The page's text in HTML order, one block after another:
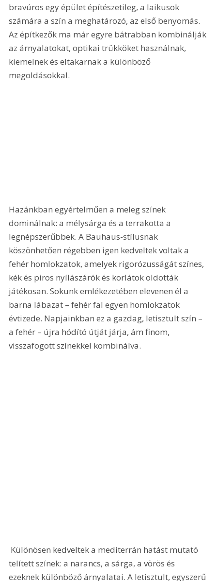
bravúros egy épület építészetileg, a laikusok
számára a szín a meghatározó, az első benyomás.
Az építkezők ma már egyre bátrabban kombinálják
az árnyalatokat, optikai trükköket használnak,
kiemelnek és eltakarnak a különböző
megoldásokkal.
Hazánkban egyértelműen a meleg színek
dominálnak: a mélysárga és a terrakotta a
legnépszerűbbek. A Bauhaus-stílusnak
köszönhetően régebben igen kedveltek voltak a
fehér homlokzatok, amelyek rigorózusságát színes,
kék és piros nyílászárók és korlátok oldották
játékosan. Sokunk emlékezetében elevenen él a
barna lábazat – fehér fal egyen homlokzatok
évtizede. Napjainkban ez a gazdag, letisztult szín –
a fehér – újra hódító útját járja, ám finom,
visszafogott színekkel kombinálva.
telített színek: a narancs, a sárga, a vörös és
ezeknek különböző árnyalatai. A letisztult, egyszerű